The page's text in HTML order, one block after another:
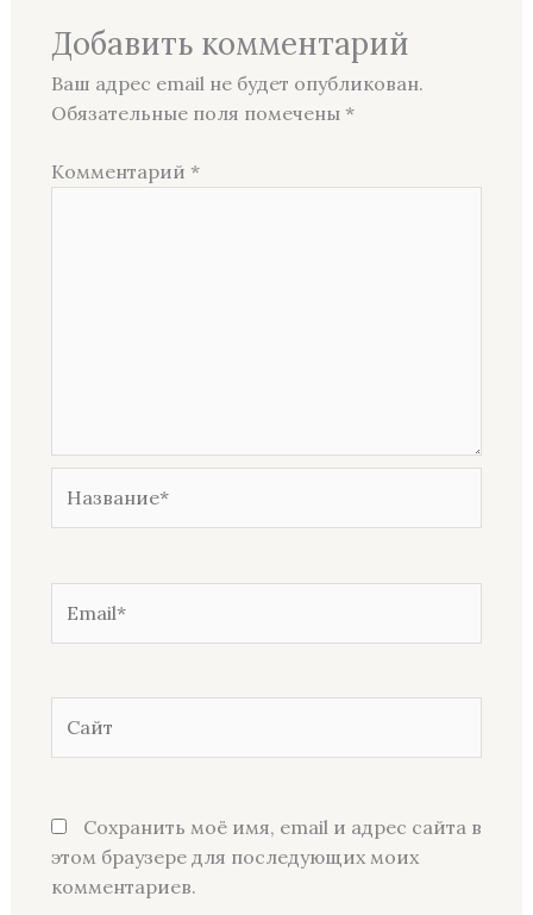
Добавить комментарий
Ваш адрес email не будет опубликован.
Обязательные поля помечены *
Комментарий *
Сохранить моё имя, email и адрес сайта в
этом браузере для последующих моих
комментариев.